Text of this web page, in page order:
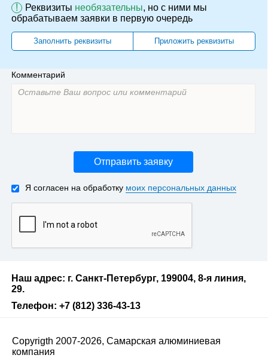
! Реквизиты необязательны, но с ними мы
обрабатываем заявки в первую очередь
Заполнить реквизиты Приложить реквизиты
Комментарий
Отправить заявку
Я согласен на обработку моих персональных данных
Наш адрес: г. Санкт-Петербург, 199004, 8-я линия,
29.
Телефон: +7 (812) 336-43-13
Copyrigth 2007-2026, Самарская алюминиевая
компания